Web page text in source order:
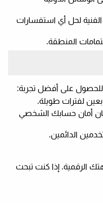
لحل أي استفسارات
المنطقة.
للحصول على أفضل تجربة:
لفترات طويلة.
أمان حسابك الشخصي
الدائمين.
الرقمية. إذا كنت تبحث